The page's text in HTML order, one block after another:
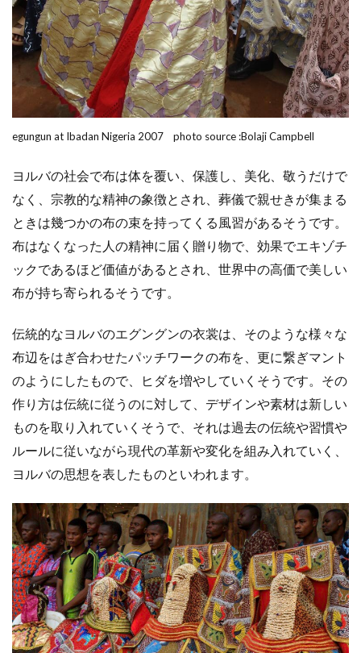
egungun at Ibadan Nigeria 2007 photo source :Bolaji Campbell
ヨルバの社会で布は体を覆い、保護し、美化、敬うだけで
なく、宗教的な精神の象徴とされ、 葬儀で親せきが集まる
ときは幾つかの布の束を持ってくる風習があるそうです。
布はなくなった人の精神に届く贈り物で、効果でエキゾチ
ックであるほど価値があるとされ、世界中の高価で美しい
布が持ち寄られるそうです。
伝統的なヨルバのエグングンの衣裳は、そのような様々な
布辺をはぎ合わせたパッチワークの布を、更に繋ぎマント
のようにしたもので、ヒダを増やしていくそうです。その
作り方は伝統に従うのに対して、デザインや素材は新しい
ものを取り入れていくそうで、それは過去の伝統や習慣や
ルールに従いながら現代の革新や変化を組み入れていく、
ヨルバの思想を表したものといわれます。